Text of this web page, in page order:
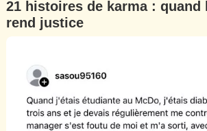
21 histoires de karma : quand
rend justice